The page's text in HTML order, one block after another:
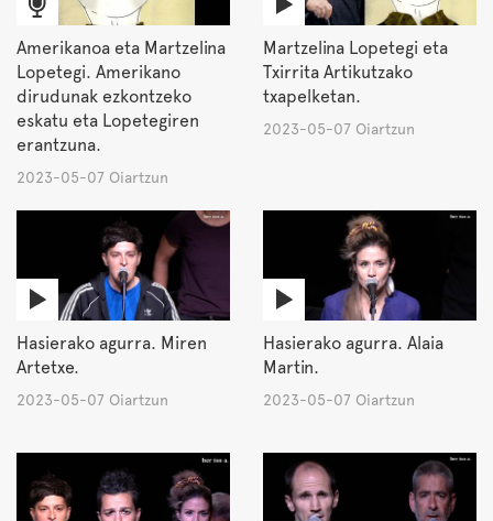
Amerikanoa eta Martzelina
Lopetegi. Amerikano
dirudunak ezkontzeko
eskatu eta Lopetegiren
erantzuna.
2023-05-07 Oiartzun
Martzelina Lopetegi eta
Txirrita Artikutzako
txapelketan.
2023-05-07 Oiartzun
Hasierako agurra. Miren
Artetxe.
2023-05-07 Oiartzun
Hasierako agurra. Alaia
Martin.
2023-05-07 Oiartzun